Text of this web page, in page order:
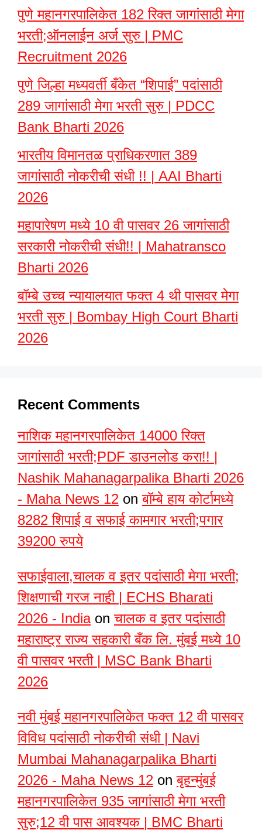
पुणे महानगरपालिकेत 182 रिक्त जागांसाठी मेगा
भरती;ऑनलाईन अर्ज सुरु | PMC
Recruitment 2026
पुणे जिल्हा मध्यवर्ती बँकेत “शिपाई” पदांसाठी
289 जागांसाठी मेगा भरती सुरु | PDCC
Bank Bharti 2026
भारतीय विमानतळ प्राधिकरणात 389
जागांसाठी नोकरीची संधी !! | AAI Bharti
2026
महापारेषण मध्ये 10 वी पासवर 26 जागांसाठी
सरकारी नोकरीची संधी!! | Mahatransco
Bharti 2026
बॉम्बे उच्च न्यायालयात फक्त 4 थी पासवर मेगा
भरती सुरु | Bombay High Court Bharti
2026
Recent Comments
नाशिक महानगरपालिकेत 14000 रिक्त
जागांसाठी भरती;PDF डाउनलोड करा!! |
Nashik Mahanagarpalika Bharti 2026
- Maha News 12 onबॉम्बे हाय कोर्टामध्ये
8282 शिपाई व सफाई कामगार भरती;पगार
39200 रुपये
सफाईवाला,चालक व इतर पदांसाठी मेगा भरती;
शिक्षणाची गरज नाही | ECHS Bharati
2026 - Indiaonचालक व इतर पदांसाठी
महाराष्ट्र राज्य सहकारी बँक लि. मुंबई मध्ये 10
वी पासवर भरती | MSC Bank Bharti
2026
नवी मुंबई महानगरपालिकेत फक्त 12 वी पासवर
विविध पदांसाठी नोकरीची संधी | Navi
Mumbai Mahanagarpalika Bharti
2026 - Maha News 12 onबृहन्मुंबई
महानगरपालिकेत 935 जागांसाठी मेगा भरती
सुरु;12 वी पास आवश्यक | BMC Bharti